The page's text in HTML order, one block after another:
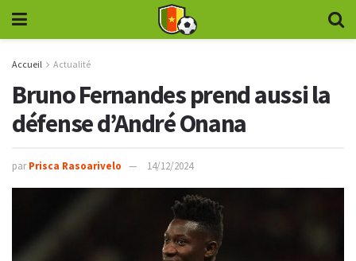
Accueil Actualité
Bruno Fernandes prend aussi la
défense d’André Onana
par Prisca Rasoarivelo 14/12/2024